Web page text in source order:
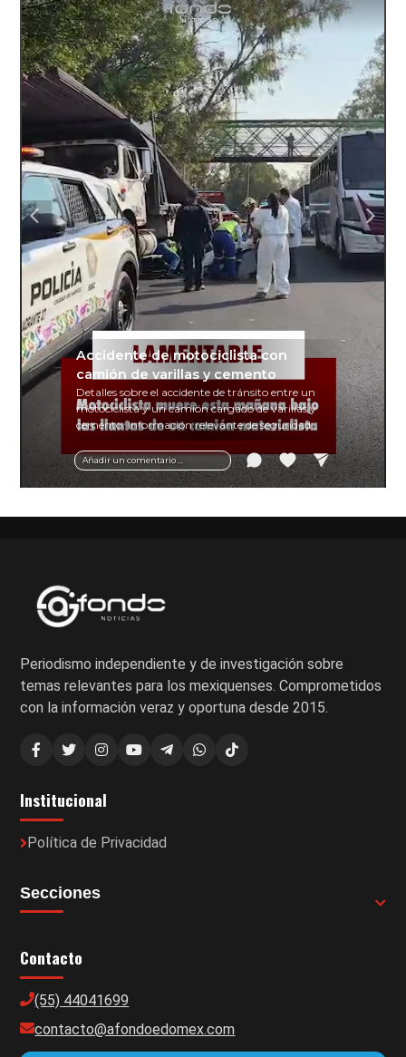
Añadir un comentario ...
Accidente de motociclista con
camión de varillas y cemento
Detalles sobre el accidente de tránsito entre un
motociclista y un camión cargado de varillas y
cemento. Información relevante de seguridad
vial y recomendaciones para motociclistas.
Periodismo independiente y de investigación sobre
temas relevantes para los mexiquenses. Comprometidos
con la información veraz y oportuna desde 2015.
Institucional
Política de Privacidad
Secciones
Contacto
(55) 44041699
contacto@afondoedomex.com